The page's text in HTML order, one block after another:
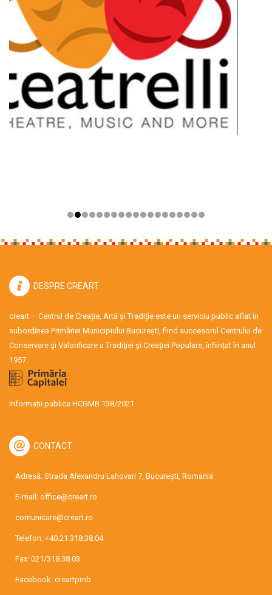
DESPRE CREART
creart – Centrul de Creație, Artă și Tradiție este un serviciu public aflat în
subordinea Primăriei Municipiului București, fiind succesorul Centrului de
Conservare şi Valorificare a Tradiţiei şi Creaţiei Populare, înființat în anul
1957.
Informații publice HCGMB 138/2021
CONTACT
Adresă: Strada Alexandru Lahovari 7, București, Romania
E-mail: office@creart.ro
comunicare@creart.ro
Telefon: +40.21.318.38.04
Fax: 021/318.38.03
Facebook: creartpmb